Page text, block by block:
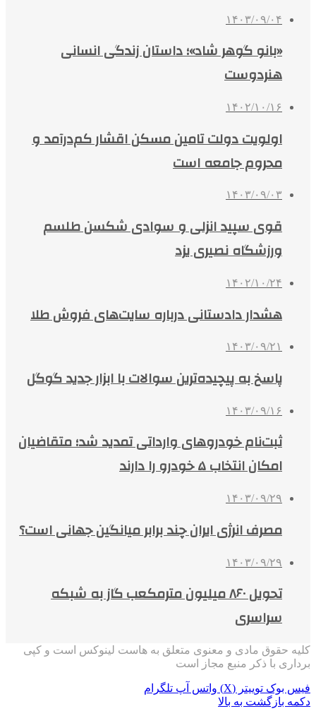
۱۴۰۳/۰۹/۰۴
«بانو گوهر شاد»؛ داستان زندگی انسانی
هنردوست
۱۴۰۲/۱۰/۱۶
اولویت دولت تامین مسکن اقشار کم‌درآمد و
محروم جامعه است
۱۴۰۳/۰۹/۰۳
قوی سپید انزلی و سوادی شکسن طلسم
ورزشگاه نصیری یزد
۱۴۰۲/۱۰/۲۴
هشدار دادستانی درباره سایت‌های فروش طلا
۱۴۰۳/۰۹/۲۱
پاسخ به پیچیده‌ترین سوالات با ابزار جدید گوگل
۱۴۰۳/۰۹/۱۶
ثبت‌نام خودروهای وارداتی تمدید شد؛ متقاضیان
امکان انتخاب ۵ خودرو را دارند
۱۴۰۳/۰۹/۲۹
مصرف انرژی ایران چند برابر میانگین جهانی است؟
۱۴۰۳/۰۹/۲۹
تحویل ۸۶۰ میلیون مترمکعب گاز به شبکه
سراسری
کلیه حقوق مادی و معنوی متعلق به هاست لینوکس است و کپی
برداری با ذکر منبع مجاز است
فیس بوک توییتر (X) واتس آپ تلگرام
دکمه بازگشت به بالا